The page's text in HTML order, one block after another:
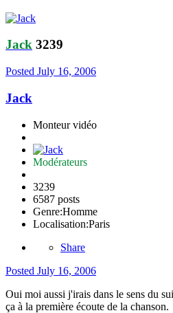
Jack 3239
Posted July 16, 2006
Jack
Monteur vidéo
Modérateurs
3239
6587 posts
Genre:Homme
Localisation:Paris
Share
Posted July 16, 2006
Oui moi aussi j'irais dans le sens du
ça à la première écoute de la chanson.